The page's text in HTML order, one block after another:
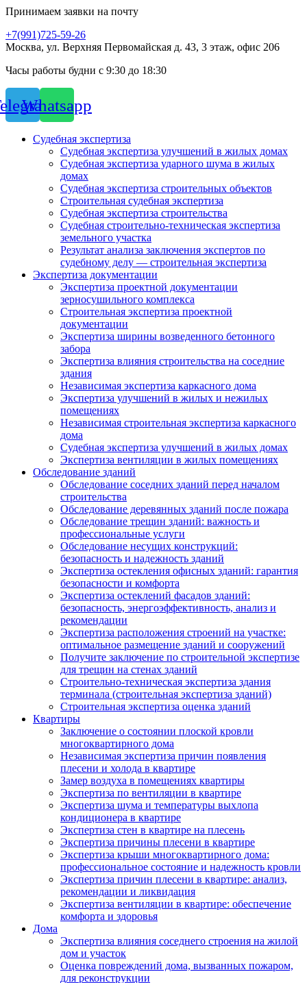
Принимаем заявки на почту
+7(991)725-59-26
Москва, ул. Верхняя Первомайская д. 43, 3 этаж, офис 206
Часы работы будни с 9:30 до 18:30
Whatsapp
Судебная экспертиза
Судебная экспертиза улучшений в жилых домах
Судебная экспертиза ударного шума в жилых
домах
Судебная экспертиза строительных объектов
Строительная судебная экспертиза
Судебная экспертиза строительства
Судебная строительно-техническая экспертиза
земельного участка
Результат анализа заключения экспертов по
судебному делу — строительная экспертиза
Экспертиза документации
Экспертиза проектной документации
зерносушильного комплекса
Строительная экспертиза проектной
документации
Экспертиза ширины возведенного бетонного
забора
Экспертиза влияния строительства на соседние
здания
Независимая экспертиза каркасного дома
Экспертиза улучшений в жилых и нежилых
помещениях
Независимая строительная экспертиза каркасного
дома
Судебная экспертиза улучшений в жилых домах
Экспертиза вентиляции в жилых помещениях
Обследование зданий
Обследование соседних зданий перед началом
строительства
Обследование деревянных зданий после пожара
Обследование трещин зданий: важность и
профессиональные услуги
Обследование несущих конструкций:
безопасность и надежность зданий
Экспертиза остекления офисных зданий: гарантия
безопасности и комфорта
Экспертиза остеклений фасадов зданий:
безопасность, энергоэффективность, анализ и
рекомендации
Экспертиза расположения строений на участке:
оптимальное размещение зданий и сооружений
Получите заключение по строительной экспертизе
для трещин на стенах зданий
Строительно-техническая экспертиза здания
терминала (строительная экспертиза зданий)
Строительная экспертиза оценка зданий
Квартиры
Заключение о состоянии плоской кровли
многоквартирного дома
Независимая экспертиза причин появления
плесени и холода в квартире
Замер воздуха в помещениях квартиры
Экспертиза по вентиляции в квартире
Экспертиза шума и температуры выхлопа
кондиционера в квартире
Экспертиза стен в квартире на плесень
Экспертиза причины плесени в квартире
Экспертиза крыши многоквартирного дома:
профессиональное состояние и надежность кровли
Экспертиза причин плесени в квартире: анализ,
рекомендации и ликвидация
Экспертиза вентиляции в квартире: обеспечение
комфорта и здоровья
Дома
Экспертиза влияния соседнего строения на жилой
дом и участок
Оценка повреждений дома, вызванных пожаром,
для реконструкции